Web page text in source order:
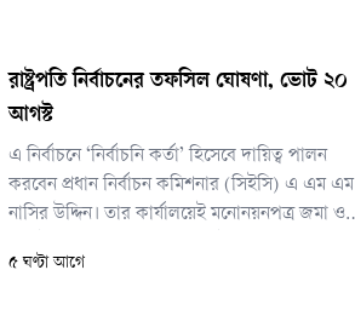
রাষ্ট্রপতি নির্বাচনের তফসিল ঘোষণা, ভোট ২০
আগস্ট
এ নির্বাচনে ‘নির্বাচনি কর্তা’ হিসেবে দায়িত্ব পালন
করবেন প্রধান নির্বাচন কমিশনার (সিইসি) এ এম এম
নাসির উদ্দিন। তার কার্যালয়েই মনোনয়নপত্র জমা ও
সংসদের অধিবেশন কক্ষ।
৫ ঘণ্টা আগে